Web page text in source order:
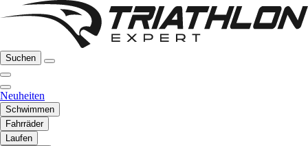
Suchen
Neuheiten
Schwimmen
Fahrräder
Laufen